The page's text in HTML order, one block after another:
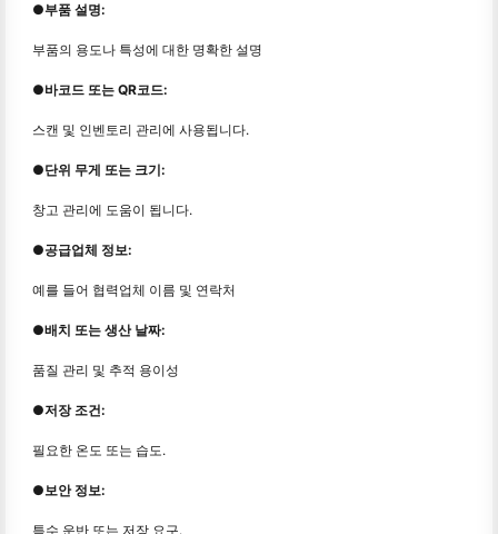
●부품 설명:
부품의 용도나 특성에 대한 명확한 설명
●바코드 또는 QR코드:
스캔 및 인벤토리 관리에 사용됩니다.
●단위 무게 또는 크기:
창고 관리에 도움이 됩니다.
●공급업체 정보:
예를 들어 협력업체 이름 및 연락처
●배치 또는 생산 날짜:
품질 관리 및 추적 용이성
●저장 조건:
필요한 온도 또는 습도.
●보안 정보:
특수 운반 또는 저장 요구.